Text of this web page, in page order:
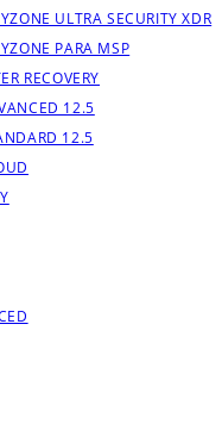
ULTRA SECURITY XDR
PARA MSP
RECOVERY
12.5
12.5